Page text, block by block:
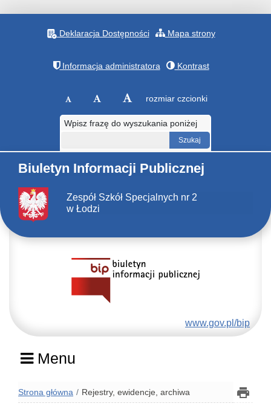
Deklaracja Dostępności Mapa strony
Informacja administratora Kontrast
rozmiar czcionki
Wpisz frazę do wyszukania poniżej
Biuletyn Informacji Publicznej
Zespół Szkół Specjalnych nr 2
w Łodzi
www.gov.pl/bip
Menu
Strona główna Rejestry, ewidencje, archiwa